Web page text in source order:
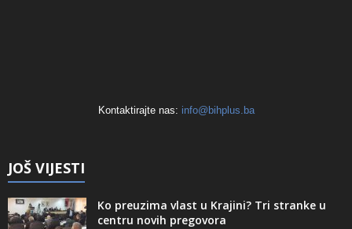
Kontaktirajte nas: info@bihplus.ba
JOŠ VIJESTI
Ko preuzima vlast u Krajini? Tri stranke u
centru novih pregovora